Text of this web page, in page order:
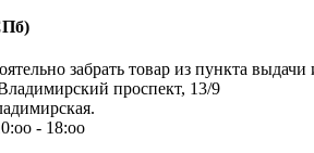
забрать товар из пункта выдачи
проспект, 13/9
- 18:оо